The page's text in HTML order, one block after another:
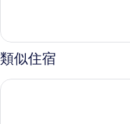
片
情
類似住宿
米拉馬爾酒店